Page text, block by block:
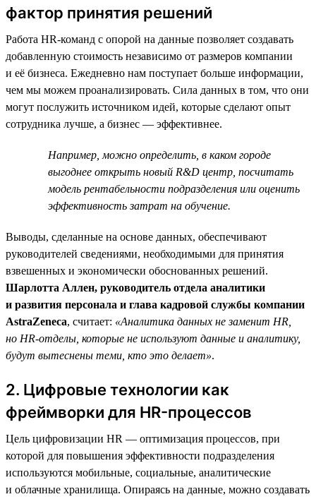
фактор принятия решений
Работа HR-команд с опорой на данные позволяет создавать
добавленную стоимость независимо от размеров компании
и её бизнеса. Ежедневно нам поступает больше информации,
чем мы можем проанализировать. Сила данных в том, что они
могут послужить источником идей, которые сделают опыт
сотрудника лучше, а бизнес — эффективнее.
Например, можно определить, в каком городе
выгоднее открыть новый R&D центр, посчитать
модель рентабельности подразделения или оценить
эффективность затрат на обучение.
Выводы, сделанные на основе данных, обеспечивают
руководителей сведениями, необходимыми для принятия
взвешенных и экономически обоснованных решений.
Шарлотта Аллен, руководитель отдела аналитики
и развития персонала и глава кадровой службы компании
AstraZeneca, считает: «Аналитика данных не заменит HR,
но HR-отделы, которые не используют данные и аналитику,
будут вытеснены теми, кто это делает».
2. Цифровые технологии как
фреймворки для HR-процессов
Цель цифровизации HR — оптимизация процессов, при
которой для повышения эффективности подразделения
используются мобильные, социальные, аналитические
и облачные хранилища. Опираясь на данные, можно создавать